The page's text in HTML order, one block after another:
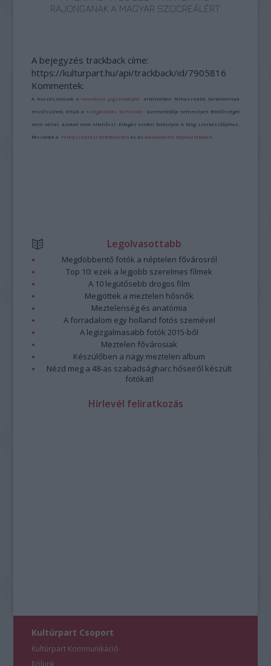
RAJONGANAK A MAGYAR SZOCREÁLÉRT
A bejegyzés trackback címe:
https://kulturpart.hu/api/trackback/id/7905816
Kommentek:
A hozzászólások avonatkozó jogszabályok értelmében felhasználói tartalomnak
minősülnek, értük a szolgáltatás technikai üzemeltetője semmilyen felelősséget
nem vállal, azokat nem ellenőrzi. Kifogás esetén forduljon a blog szerkesztőjéhez.
Részletek a Felhasználási feltételekben és azadatvédelmi tájékoztatóban
Legolvasottabb
Megdöbbentő fotók a néptelen fővárosról
Top 10: ezek a legjobb szerelmes filmek
A 10 legütősebb drogos film
Megjöttek a meztelen hősnők
Meztelenség és anatómia
A forradalom egy holland fotós szemével
A legizgalmasabb fotók 2015-ből
Meztelen fővárosiak
Készülőben a nagy meztelen album
Nézd meg a 48-as szabadságharc hőseiről készült
fotókat!
Hírlevél feliratkozás
Kultúrpart Csoport
Kultúrpart Kommunikáció